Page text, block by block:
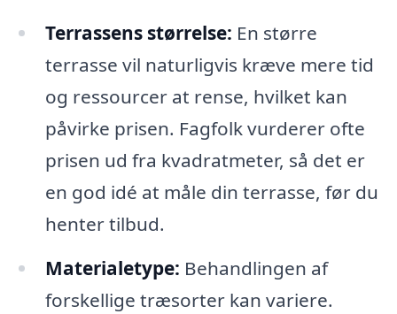
Terrassens størrelse: En større
terrasse vil naturligvis kræve mere tid
og ressourcer at rense, hvilket kan
påvirke prisen. Fagfolk vurderer ofte
prisen ud fra kvadratmeter, så det er
en god idé at måle din terrasse, før du
henter tilbud.
Materialetype: Behandlingen af
forskellige træsorter kan variere.